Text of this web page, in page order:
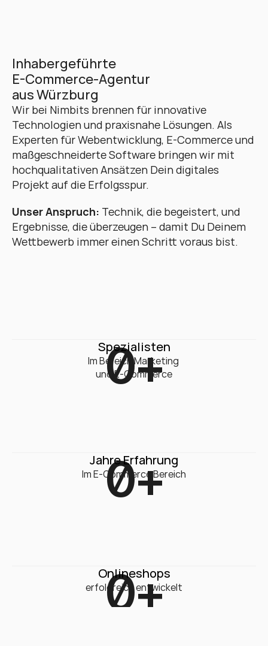
Inhabergeführte
E-Commerce-Agentur
aus Würzburg
Wir bei Nimbits brennen für innovative
Technologien und praxisnahe Lösungen. Als
Experten für Webentwicklung, E-Commerce und
maßgeschneiderte Software bringen wir mit
hochqualitativen Ansätzen Dein digitales
Projekt auf die Erfolgsspur.
Unser Anspruch: Technik, die begeistert, und
Ergebnisse, die überzeugen – damit Du Deinem
Wettbewerb immer einen Schritt voraus bist.
0+
Spezialisten
Im Bereich Marketing
und E-Commerce
0+
Jahre Erfahrung
Im E-Commerce Bereich
0+
Onlineshops
erfolgreich entwickelt